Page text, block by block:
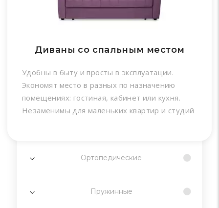
Диваны со спальным местом
Удобны в быту и просты в эксплуатации.
Экономят место в разных по назначению
помещениях: гостиная, кабинет или кухня.
Незаменимы для маленьких квартир и студий
Ортопедические
Пружинные